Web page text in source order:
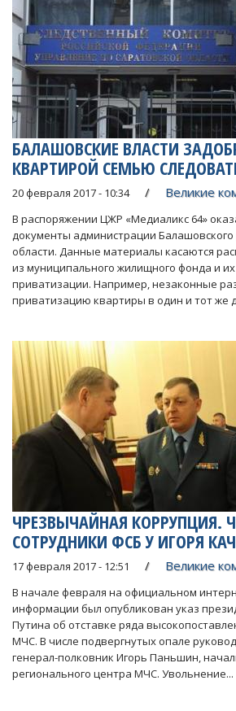
БАЛАШОВСКИЕ ВЛАСТИ
КВАРТИРОЙ СЕМЬЮ
20 февраля 2017 - 10:34 Великие
В распоряжении ЦЖР «Медиаликс 64»
документы администрации
области. Данные материалы касаются
из муниципального жилищного фонда и
приватизации. Например, незаконные
приватизацию квартиры в один и тот же
ЧРЕЗВЫЧАЙНАЯ КОРРУПЦИЯ.
СОТРУДНИКИ ФСБ У ИГОРЯ
17 февраля 2017 - 12:51 Великие
В начале февраля на официальном
информации был опубликован указ
Путина об отставке ряда
МЧС. В числе подвергнутых опале
генерал-полковник Игорь Паньшин,
регионального центра МЧС. Увольнение...